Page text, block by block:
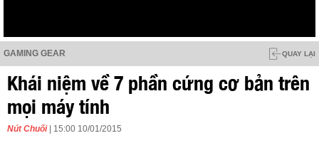
GAMING GEAR QUAY LẠI
Khái niệm về 7 phần cứng cơ bản trên
mọi máy tính
Nút Chuối | 15:00 10/01/2015